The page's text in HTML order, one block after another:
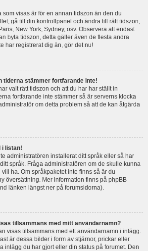
som visas är för en annan tidszon än den du
gå till din kontrollpanel och ändra till rätt tidszon,
New York, Sydney, osv. Observera att endast
byta tidszon, detta gäller även de flesta andra
har registrerat dig än, gör det nu!
tiderna stämmer fortfarande inte!
valt rätt tidszon och att du har har ställt in
fortfarande inte stämmer så är serverns klocka
om detta problem så att de kan åtgärda
i listan!
administratören installerat ditt språk eller så har
språk. Fråga administratören om de skulle kunna
ha. Om språkpaketet inte finns så är du
översättning. Mer information finns på phpBB
länken längst ner på forumsidorna).
tillsammans med mitt användarnamn?
visas tillsammans med ett användarnamn i inlägg.
är dessa bilder i form av stjärnor, prickar eller
inlägg du har gjort eller din status på forumet. Den